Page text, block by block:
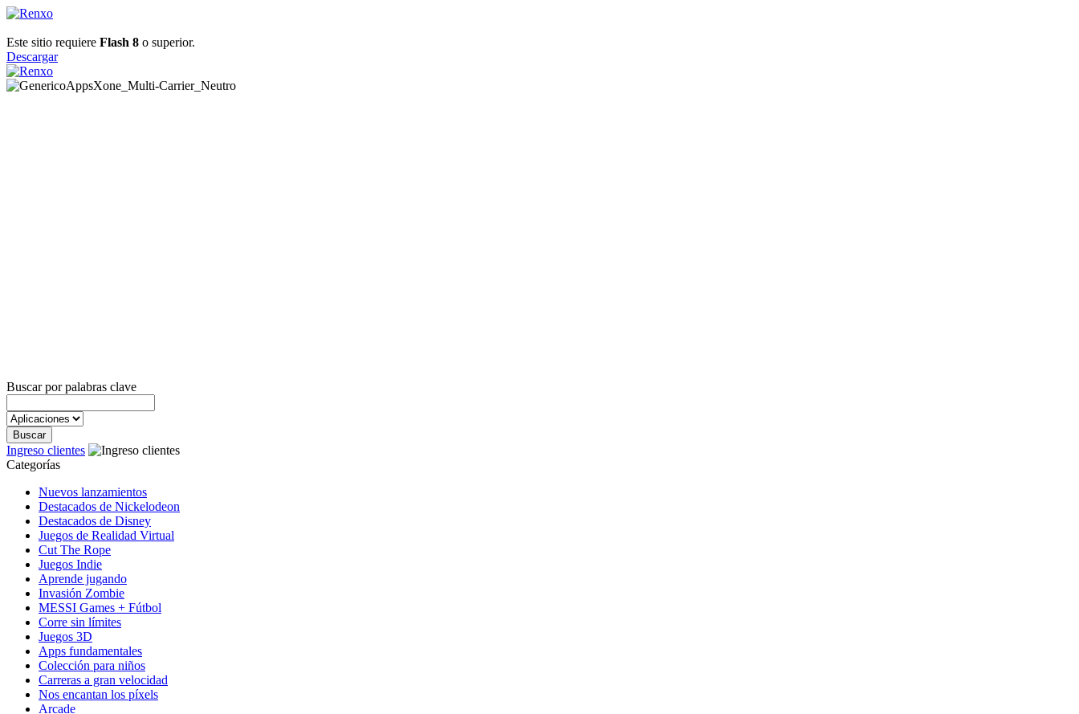
Este sitio requiere Flash 8 o superior.
Descargar
Buscar por palabras clave
Ingreso clientes
Categorías
Nuevos lanzamientos
Destacados de Nickelodeon
Destacados de Disney
Juegos de Realidad Virtual
Cut The Rope
Juegos Indie
Aprende jugando
Invasión Zombie
MESSI Games + Fútbol
Corre sin límites
Juegos 3D
Apps fundamentales
Colección para niños
Carreras a gran velocidad
Nos encantan los píxels
Arcade